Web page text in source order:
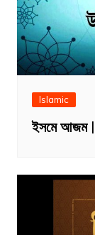
Islamic
ইসমে আজম |